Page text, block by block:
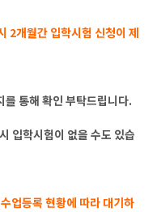
2개월간 입학시험 신청이 제
를 통해 확인 부탁드립니다.
입학시험이 없을 수도 있습
업등록 현황에 따라 대기하